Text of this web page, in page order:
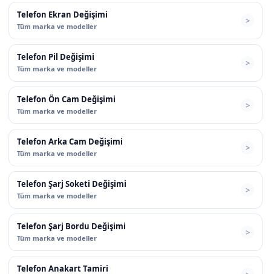
Telefon Ekran Değişimi
Tüm marka ve modeller
Telefon Pil Değişimi
Tüm marka ve modeller
Telefon Ön Cam Değişimi
Tüm marka ve modeller
Telefon Arka Cam Değişimi
Tüm marka ve modeller
Telefon Şarj Soketi Değişimi
Tüm marka ve modeller
Telefon Şarj Bordu Değişimi
Tüm marka ve modeller
Telefon Anakart Tamiri